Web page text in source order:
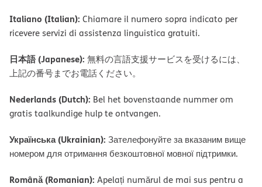
Italiano (Italian): Chiamare il numero sopra indicato per
ricevere servizi di assistenza linguistica gratuiti.
日本語 (Japanese): 無料の言語支援サービスを受けるには、
上記の番号までお電話ください。
Nederlands (Dutch): Bel het bovenstaande nummer om
gratis taalkundige hulp te ontvangen.
Українська (Ukrainian): Зателефонуйте за вказаним вище
номером для отримання безкоштовної мовної підтримки.
Română (Romanian): Apelați numărul de mai sus pentru a